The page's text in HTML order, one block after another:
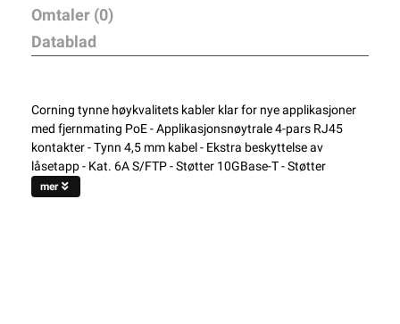
Omtaler (0)
Datablad
Corning tynne høykvalitets kabler klar for nye applikasjoner
med fjernmating PoE - Applikasjonsnøytrale 4-pars RJ45
kontakter - Tynn 4,5 mm kabel - Ekstra beskyttelse av
låsetapp - Kat. 6A S/FTP - Støtter 10GBase-T - Støtter
mer